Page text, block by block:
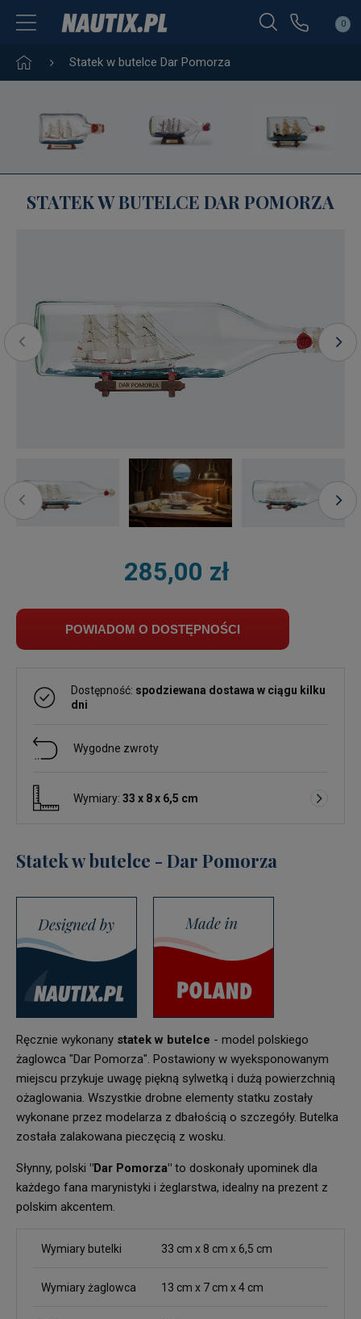
0
Statek w butelce Dar Pomorza
STATEK W BUTELCE DAR POMORZA
285,00 zł
POWIADOM O DOSTĘPNOŚCI
Dostępność: spodziewana dostawa w ciągu kilku
dni
Wygodne zwroty
Wymiary: 33 x 8 x 6,5 cm
Statek w butelce - Dar Pomorza
Ręcznie wykonany statek w butelce - model polskiego
żaglowca "Dar Pomorza". Postawiony w wyeksponowanym
miejscu przykuje uwagę piękną sylwetką i dużą powierzchnią
ożaglowania. Wszystkie drobne elementy statku zostały
wykonane przez modelarza z dbałością o szczegóły. Butelka
została zalakowana pieczęcią z wosku.
Słynny, polski "Dar Pomorza" to doskonały upominek dla
każdego fana marynistyki i żeglarstwa, idealny na prezent z
polskim akcentem.
Wymiary butelki 33 cm x 8 cm x 6,5 cm
Wymiary żaglowca 13 cm x 7 cm x 4 cm